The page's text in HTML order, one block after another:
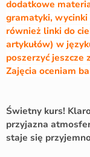
dodatkowe
gramatyki, wycinki
również linki do
artykułów) w
poszerzyć jeszcze
Zajęcia oceniam
Świetny kurs!
przyjazna
staje się